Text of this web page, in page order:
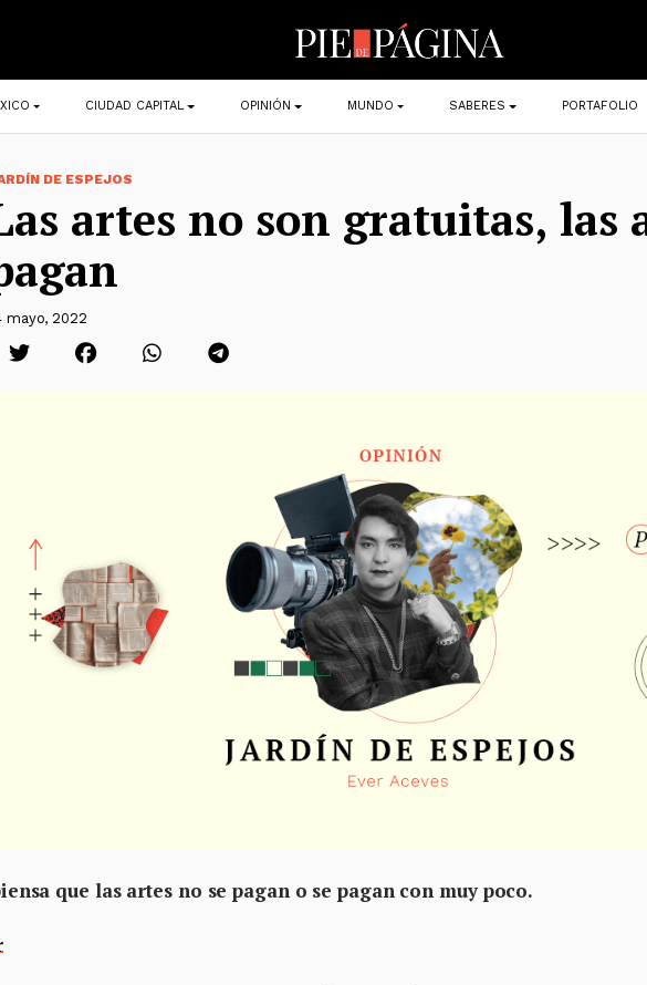
CIUDAD CAPITAL OPINIÓN MUNDO SABERES PORTAFOLIO
DE ESPEJOS
artes no son gratuitas, las
mayo, 2022
que las artes no se pagan o se pagan con muy poco.